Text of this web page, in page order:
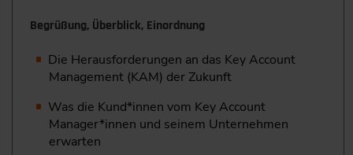
Begrüßung, Überblick, Einordnung
Die Herausforderungen an das Key Account
Management (KAM) der Zukunft
Was die Kund*innen vom Key Account
Manager*innen und seinem ­Unternehmen
erwarten